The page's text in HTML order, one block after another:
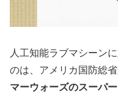
人工知能ラブマシーン
のは、アメリカ国防総
マーウォーズのスーパ